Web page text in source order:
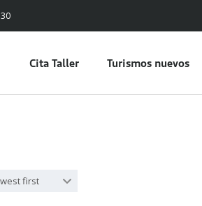
Cita Taller Turismos nuevos
first